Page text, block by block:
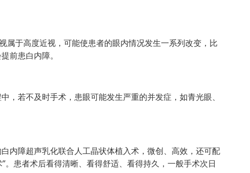
于高度近视，可能使患者的眼内情况发生一系列改变，比
前患白内障。
若不及时手术，患眼可能发生严重的并发症，如青光眼、
障超声乳化联合人工晶状体植入术，微创、高效，还可配
患者术后看得清晰、看得舒适、看得持久，一般手术次日